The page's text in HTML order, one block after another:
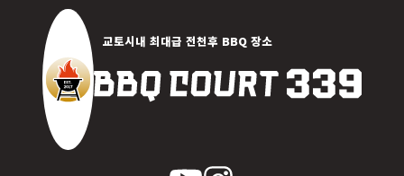
교토시내 최대급 전천후 BBQ 장소